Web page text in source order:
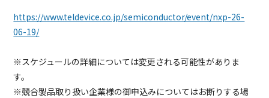
https://www.teldevice.co.jp/semiconductor/event/nxp-26-
06-19/
※スケジュールの詳細については変更される可能性がありま
す。
※競合製品取り扱い企業様の御申込みについてはお断りする場